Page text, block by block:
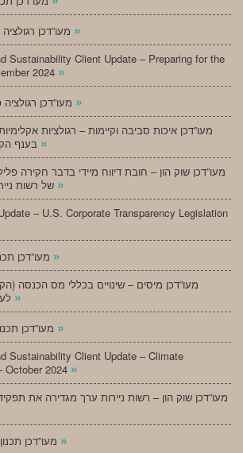
»
Sustainability Client Update – Preparing for the
2024 »
»
מעו”דכן איכות סביבה וקיימות – רגולציות
»
מעו”דכן שוק הון – חובת דיווח מיידי בדבר חקירה
»
– U.S. Corporate Transparency Legislation
»
מעו”דכן מיסים – שינויים בכללי מס הכנסה
»
»
Sustainability Client Update – Climate
October 2024 »
מעו”דכן שוק הון – רשות ניירות ערך מגדירה את
»